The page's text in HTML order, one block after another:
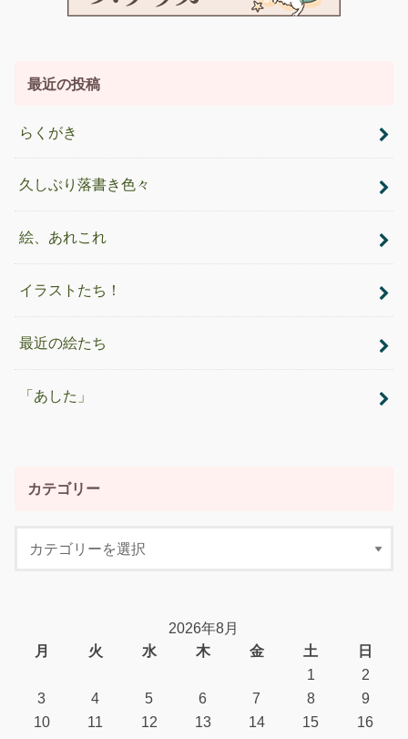
最近の投稿
らくがき
久しぶり落書き色々
絵、あれこれ
イラストたち！
最近の絵たち
「あした」
カテゴリー
2026年8月
月
火 水 木 金 土
日
1
2
3
4 5 6 7 8
9
10
11 12 13 14 15
16